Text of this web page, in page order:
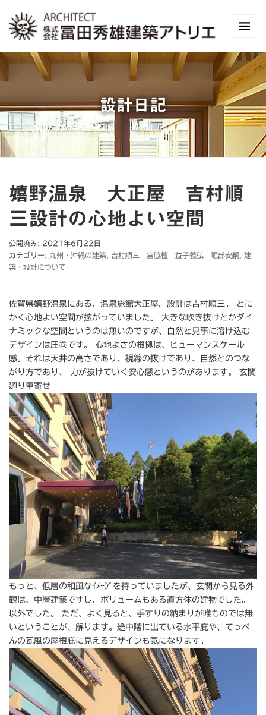
設計日記
嬉野温泉 大正屋 吉村順
三設計の心地よい空間
公開済み: 2021年6月22日
カテゴリー: 九州・沖縄の建築 吉村順三 宮脇檀 益子義弘 堀部安嗣
建
築・設計について
佐賀県嬉野温泉にある、温泉旅館大正屋。設計は吉村順三。 とに
かく心地よい空間が拡がっていました。 大きな吹き抜けとかダイ
ナミックな空間というのは無いのですが、自然と見事に溶け込む
デザインは圧巻です。 心地よさの根拠は、ヒューマンスケール
感。それは天井の高さであり、視線の抜けであり、自然とのつな
がり方であり、 力が抜けていく安心感というのがあります。 玄関
廻り車寄せ
もっと、低層の和風なｲﾒｰｼﾞを持っていましたが、玄関から見る外
観は、中層建築ですし、ボリュームもある直方体の建物でした。
以外でした。 ただ、よく見ると、手すりの納まりが唯ものでは無
いということが、解ります。途中階に出ている水平庇や、てっぺ
んの瓦風の屋根庇に見えるデザインも気になります。